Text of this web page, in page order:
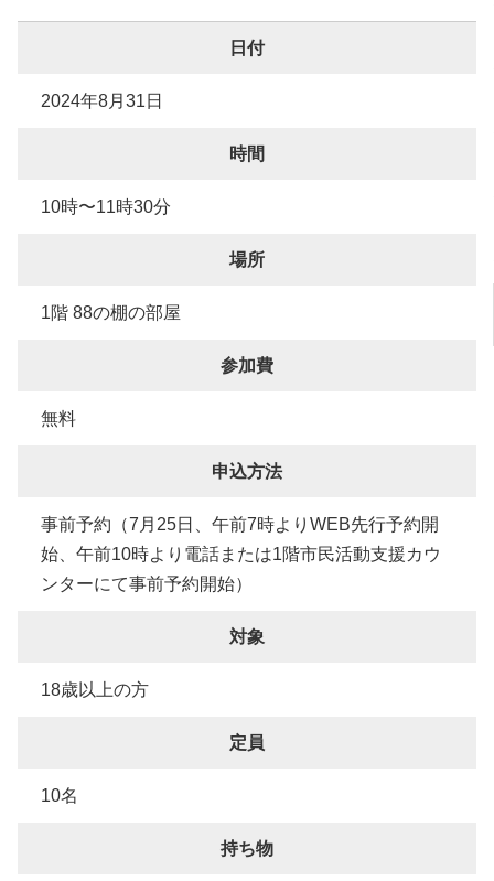
日付
2024年8月31日
時間
10時〜11時30分
場所
1階 88の棚の部屋
参加費
無料
申込方法
事前予約（7月25日、午前7時よりWEB先行予約開
始、午前10時より電話または1階市民活動支援カウ
ンターにて事前予約開始）
対象
18歳以上の方
定員
10名
持ち物